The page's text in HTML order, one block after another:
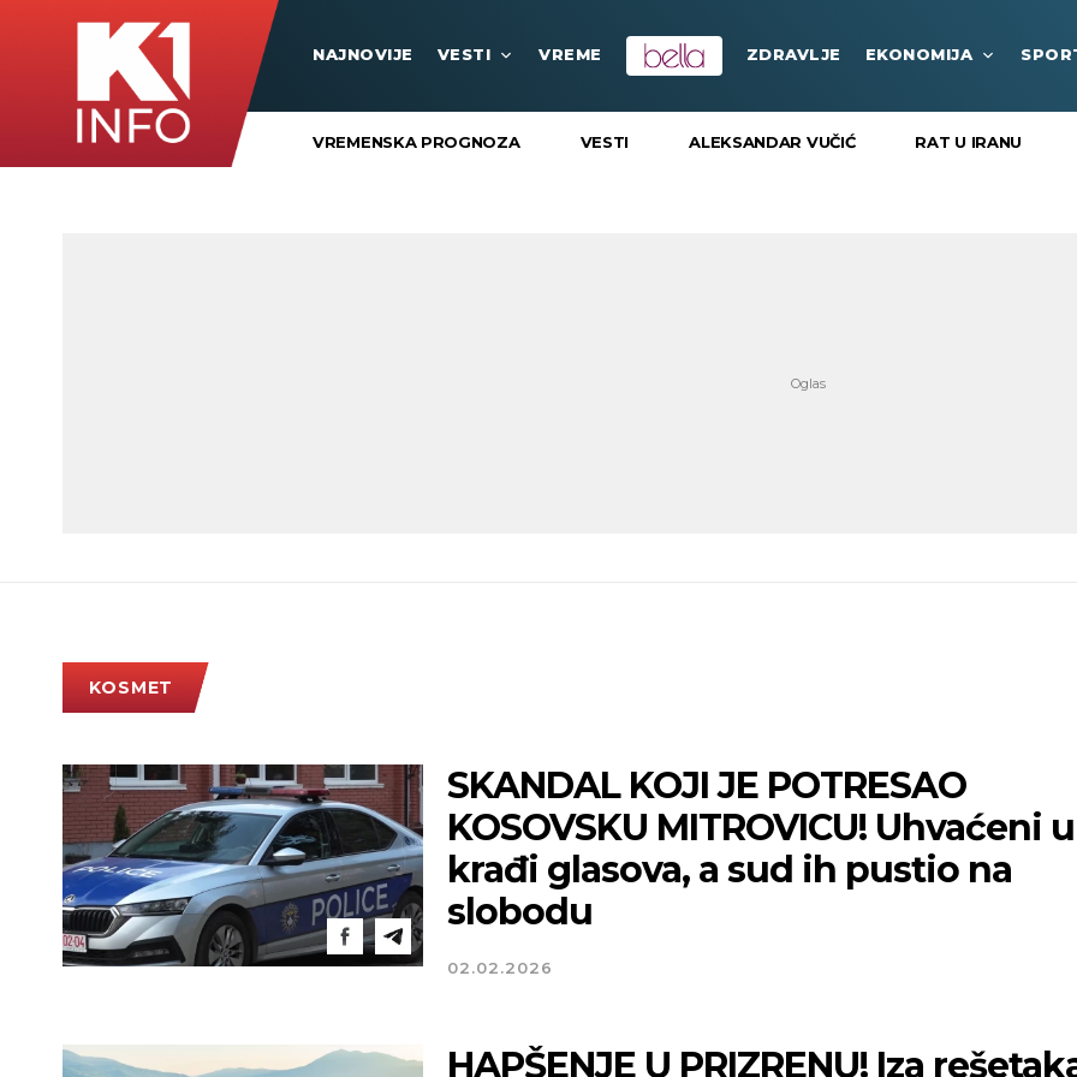
NAJNOVIJE VESTI VREME ZDRAVLJE EKONOMIJA
VREMENSKA PROGNOZA VESTI ALEKSANDAR VUČIĆ RAT U IRANU
KOSMET
SKANDAL KOJI JE POTRESAO
KOSOVSKU MITROVICU! Uhvaćeni u
krađi glasova, a sud ih pustio na
slobodu
02.02.2026
HAPŠENJE U PRIZRENU! Iza